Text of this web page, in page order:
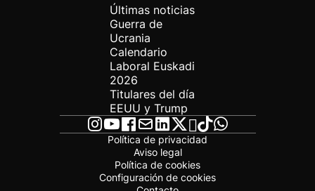
Últimas noticias
Guerra de
Ucrania
Calendario
Laboral Euskadi
2026
Titulares del día
EEUU y Trump
Política de privacidad
Aviso legal
Política de cookies
Configuración de cookies